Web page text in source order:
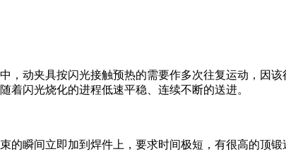
，动夹具按闪光接触预热的需要作多次往复运动，因
着闪光烧化的进程低速平稳、连续不断的送进。
的瞬间立即加到焊件上，要求时间极短，有很高的顶